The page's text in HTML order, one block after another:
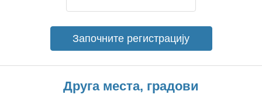
Започните регистрацију
Друга места, градови